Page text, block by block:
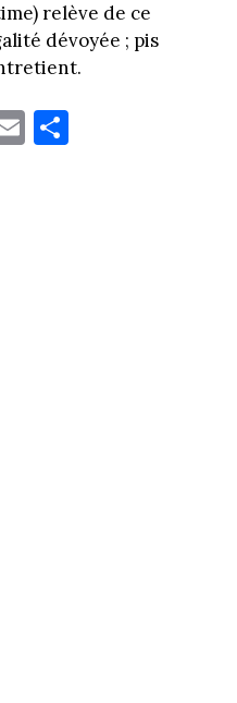
relève de ce
dévoyée ; pis
E
m
Pa